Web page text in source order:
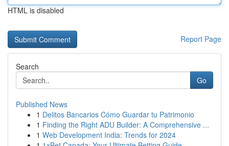
HTML is disabled
Report Page
Search
Go
Published News
1 Delitos Bancarios Cómo Guardar tu Patrimonio
1 Finding the Right ADU Builder: A Comprehensive ...
1 Web Development India: Trends for 2024